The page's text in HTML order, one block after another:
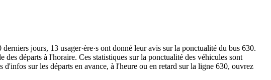
jours, 13 usager·ère·s ont donné leur avis sur la ponctualité du bus 630.
départs à l'horaire. Ces statistiques sur la ponctualité des véhicules sont
d'infos sur les départs en avance, à l'heure ou en retard sur la ligne 630, ouvrez